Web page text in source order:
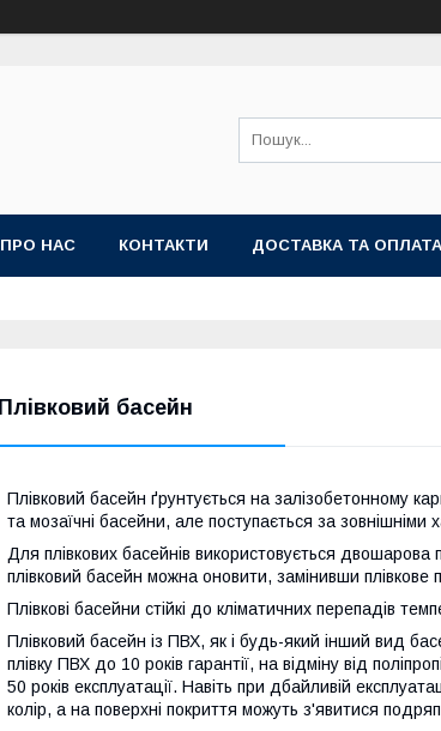
ПРО НАС КОНТАКТИ ДОСТАВКА ТА ОПЛАТА
Плівковий басейн
Плівковий басейн ґрунтується на залізобетонному
та мозаїчні басейни, але поступається за зовнішніми
Для плівкових басейнів використовується
плівковий басейн можна оновити, замінивши
Плівкові басейни стійкі до кліматичних перепадів
Плівковий басейн із ПВХ, як і будь-який інший вид
плівку ПВХ до 10 років гарантії, на відміну від
50 років експлуатації. Навіть при дбайливій
колір, а на поверхні покриття можуть з'явитися